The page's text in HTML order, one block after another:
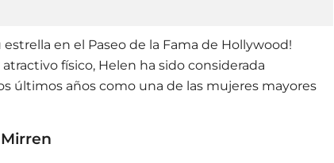
estrella en el Paseo de la Fama de Hollywood!
físico, Helen ha sido considerada
últimos años como una de las mujeres mayores